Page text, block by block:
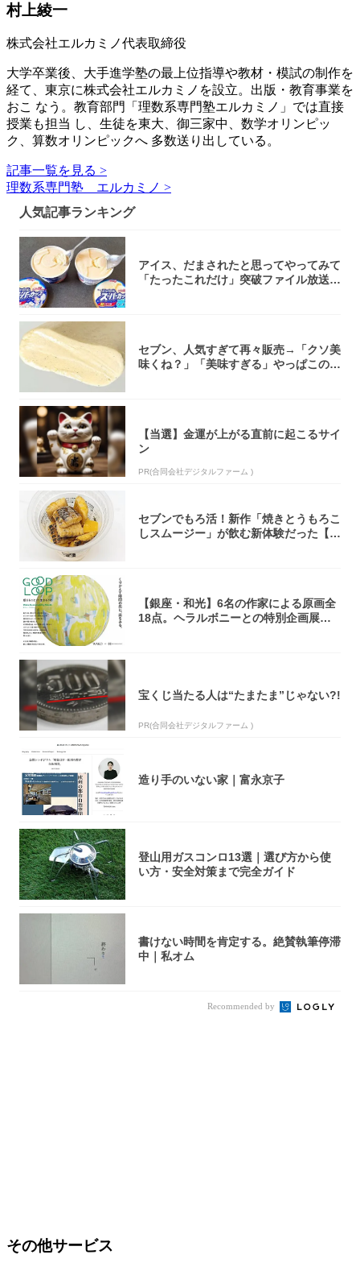
村上綾一
株式会社エルカミノ代表取締役
大学卒業後、大手進学塾の最上位指導や教材・模試の制作を
経て、東京に株式会社エルカミノを設立。出版・教育事業を
おこ なう。教育部門「理数系専門塾エルカミノ」では直接
授業も担当 し、生徒を東大、御三家中、数学オリンピッ
ク、算数オリンピックへ 多数送り出している。
記事一覧を見る >
理数系専門塾 エルカミノ >
人気記事ランキング
アイス、だまされたと思ってやってみて
「たったこれだけ」突破ファイル放送で
セブン、人気すぎて再々販売→「クソ美
味くね？」「美味すぎる」やっぱこのク
【当選】金運が上がる直前に起こるサイ
ン
PR(合同会社デジタルファーム )
セブンでもろ活！新作「焼きとうもろこ
しスムージー」が飲む新体験だった【東
【銀座・和光】6名の作家による原画全
18点。ヘラルボニーとの特別企画展「G
宝くじ当たる人は“たまたま”じゃない?!
PR(合同会社デジタルファーム )
造り手のいない家｜富永京子
登山用ガスコンロ13選｜選び方から使
い方・安全対策まで完全ガイド
書けない時間を肯定する。絶賛執筆停滞
中｜私オム
Recommended by
その他サービス